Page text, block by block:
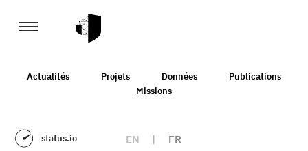
Actualités Projets Données
Publications
Missions
status.io EN | FR